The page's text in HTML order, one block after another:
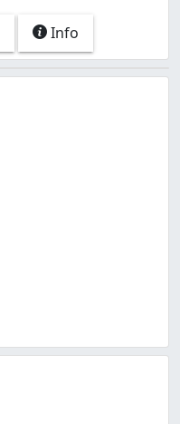
Info